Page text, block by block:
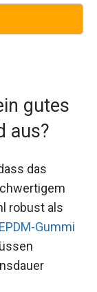
gutes
aus?
das
robust als
EPDM-Gummi